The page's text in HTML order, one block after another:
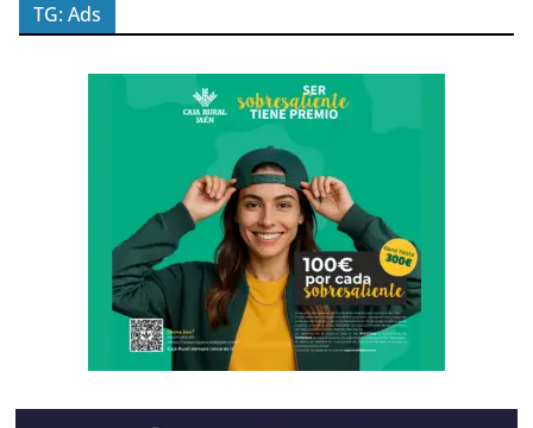
TG: Ads